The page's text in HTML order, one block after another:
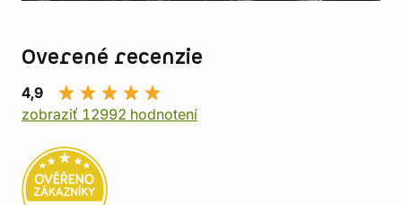
Overené recenzie
4,9
zobraziť 12992 hodnotení